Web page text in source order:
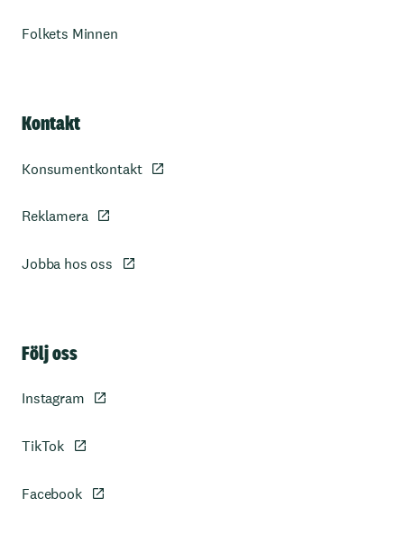
Folkets Minnen
Kontakt
Konsumentkontakt
Reklamera
Jobba hos oss
Följ oss
Instagram
TikTok
Facebook